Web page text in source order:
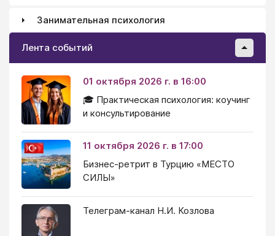
Занимательная психология
Лента событий
01 октября 2026 г. в 16:00
🎓 Практическая психология: коучинг
и консультирование
11 октября 2026 г. в 17:00
Бизнес-ретрит в Турцию «МЕСТО
СИЛЫ»
Телеграм-канал Н.И. Козлова